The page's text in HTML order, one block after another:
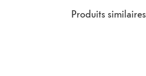
Produits similaires